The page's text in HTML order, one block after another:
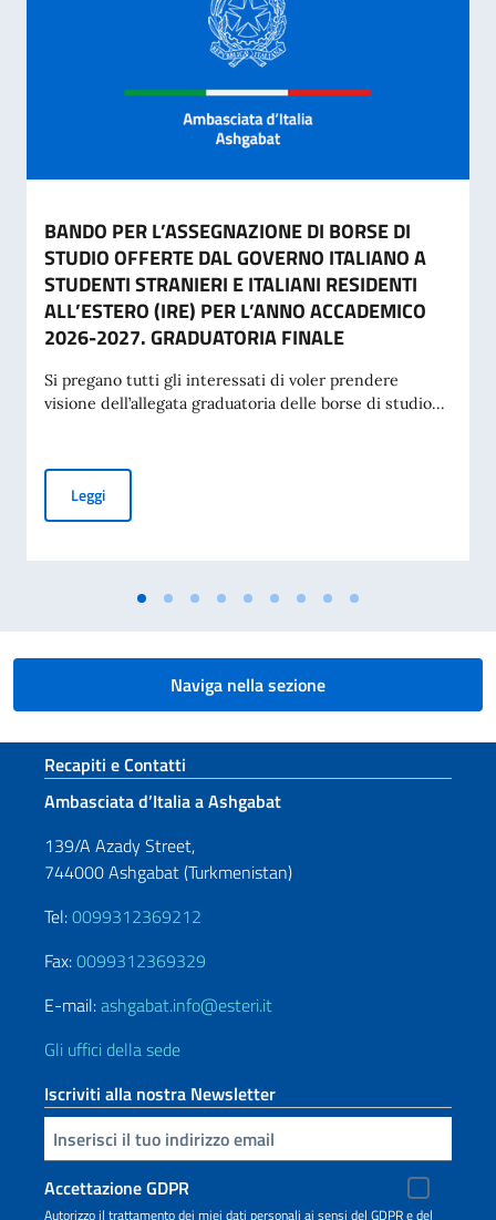
BANDO PER L’ASSEGNAZIONE DI BORSE DI
STUDIO OFFERTE DAL GOVERNO ITALIANO A
STUDENTI STRANIERI E ITALIANI RESIDENTI
ALL’ESTERO (IRE) PER L’ANNO ACCADEMICO
2026-2027. GRADUATORIA FINALE
Si pregano tutti gli interessati di voler prendere
visione dell’allegata graduatoria delle borse di studio...
LeggiBANDO PER L’ASSEGNAZIONE DI BORSE DI STUDIO
Naviga nella sezione
Sezione footer
Recapiti e Contatti
Ambasciata d’Italia a Ashgabat
139/A Azady Street,
744000 Ashgabat (Turkmenistan)
Tel:0099312369212
Fax:0099312369329
E-mail:ashgabat.info@esteri.it
Gli uffici della sede
Iscriviti alla nostra Newsletter
Inserisci la tua email
Accettazione GDPR
Autorizzo il trattamento dei miei dati personali ai sensi del GDPR e del